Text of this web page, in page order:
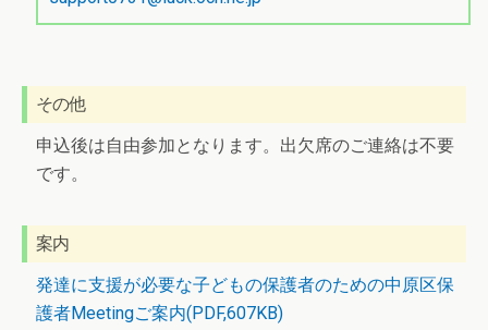
その他
申込後は自由参加となります。出欠席のご連絡は不要
です。
案内
発達に支援が必要な子どもの保護者のための中原区保
護者Meetingご案内(PDF,607KB)